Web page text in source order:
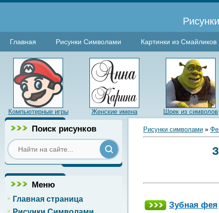
Главная Рисунки Символами Картинки из Смайликов
Компьютерные игры Женские имена Шрек из символов
Поиск рисунков
Меню
Главная страница
Рисунки символами »
Зубная фея